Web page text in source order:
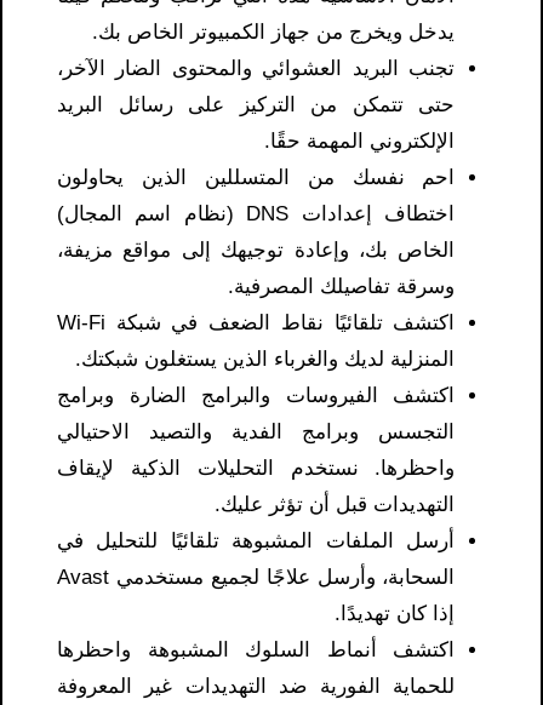
يدخل ويخرج من جهاز الكمبيوتر الخاص بك.
تجنب البريد العشوائي والمحتوى الضار الآخر،
حتى تتمكن من التركيز على رسائل البريد
الإلكتروني المهمة حقًا.
احم نفسك من المتسللين الذين يحاولون
اختطاف إعدادات DNS (نظام اسم المجال)
الخاص بك، وإعادة توجيهك إلى مواقع مزيفة،
وسرقة تفاصيلك المصرفية.
اكتشف تلقائيًا نقاط الضعف في شبكة Wi-Fi
المنزلية لديك والغرباء الذين يستغلون شبكتك.
اكتشف الفيروسات والبرامج الضارة وبرامج
التجسس وبرامج الفدية والتصيد الاحتيالي
واحظرها. نستخدم التحليلات الذكية لإيقاف
التهديدات قبل أن تؤثر عليك.
أرسل الملفات المشبوهة تلقائيًا للتحليل في
السحابة، وأرسل علاجًا لجميع مستخدمي Avast
إذا كان تهديدًا.
اكتشف أنماط السلوك المشبوهة واحظرها
للحماية الفورية ضد التهديدات غير المعروفة